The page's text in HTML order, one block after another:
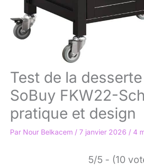
Test de la
SoBuy FKW22-
pratique et design
Par Nour Belkacem / 7 janvier 2026 / 4
5/5 - (10